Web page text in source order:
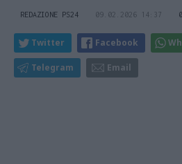
REDAZIONE PS24 09.02.2026 14:37 0
Twitter Facebook
Telegram Email